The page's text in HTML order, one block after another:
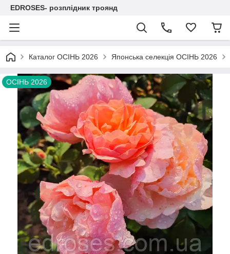
EDROSES- розплідник троянд
Каталог ОСІНЬ 2026 Японська селекція ОСІНЬ 2026
ОСІНЬ 2026